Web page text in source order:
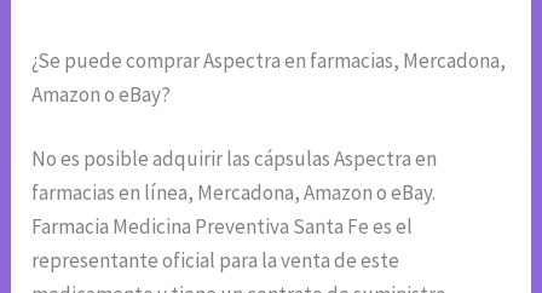
¿Se puede comprar Aspectra en farmacias, Mercadona,
Amazon o eBay?
No es posible adquirir las cápsulas Aspectra en
farmacias en línea, Mercadona, Amazon o eBay.
Farmacia Medicina Preventiva Santa Fe es el
representante oficial para la venta de este